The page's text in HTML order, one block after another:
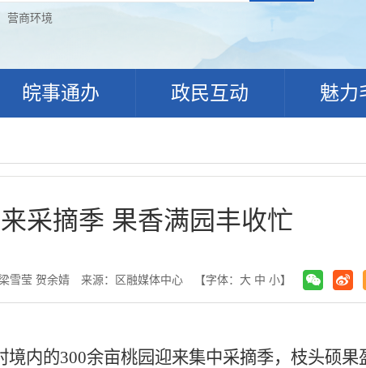
营商环境
皖事通办 政民互动 魅力
采摘季 果香满园丰收忙
雪莹 贺余婧 来源：区融媒体中心 【字体： 大 中 小】
内的300余亩桃园迎来集中采摘季，枝头硕果